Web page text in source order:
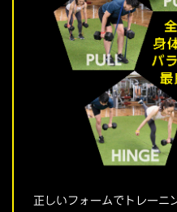
正しいフォームでトレーニ